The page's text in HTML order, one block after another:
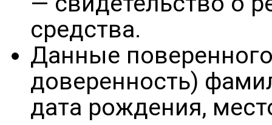
средства.
Данные
доверенность)
дата рождения,